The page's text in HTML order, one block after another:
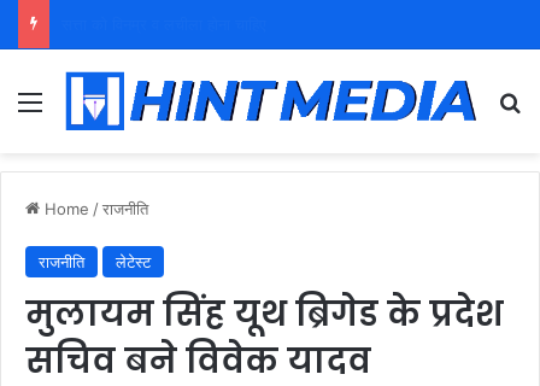
Menu
Home /राजनीति
राजनीति लेटेस्ट
मुलायम सिंह यूथ ब्रिगेड के प्रदेश
सचिव बने विवेक यादव